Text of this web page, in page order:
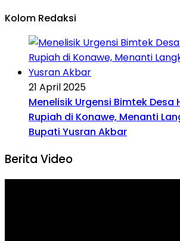
Kolom Redaksi
21 April 2025
Menelisik Urgensi Bimtek Desa
Rupiah di Konawe, Menanti
Bupati Yusran Akbar
Berita Video